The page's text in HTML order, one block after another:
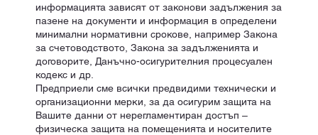
информацията зависят от законови задължения за
пазене на документи и информация в определени
минимални нормативни срокове, например Закона
за счетоводството, Закона за задълженията и
договорите, Данъчно-осигурителния процесуален
кодекс и др.
Предприели сме всички предвидими технически и
организационни мерки, за да осигурим защита на
Вашите данни от нерегламентиран достъп –
физическа защита на помещенията и носителите